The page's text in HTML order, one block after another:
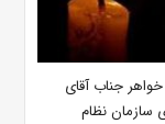
جناب آقای
سازمان نظام